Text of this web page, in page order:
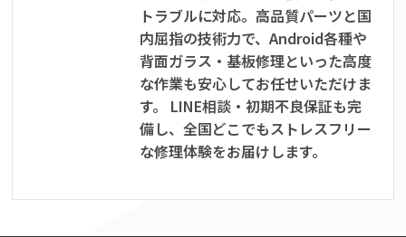
トラブルに対応。高品質パーツと国
内屈指の技術力で、Android各種や
背面ガラス・基板修理といった高度
な作業も安心してお任せいただけま
す。 LINE相談・初期不良保証も完
備し、全国どこでもストレスフリー
な修理体験をお届けします。